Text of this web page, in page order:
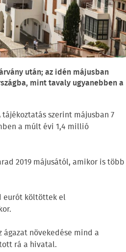
után; az idén májusban
mint tavaly ugyanebben a
szerint májusban 7
a múlt évi 1,4 millió
2019 májusától, amikor is több
eurót költöttek el
növekedése mind a
rá a hivatal.